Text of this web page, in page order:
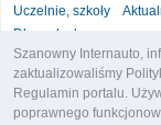
Szanowny Internauto,
zaktualizowaliśmy
Regulamin portalu.
poprawnego
Uczelnie, szkoły
Dla malucha
motoryzacja